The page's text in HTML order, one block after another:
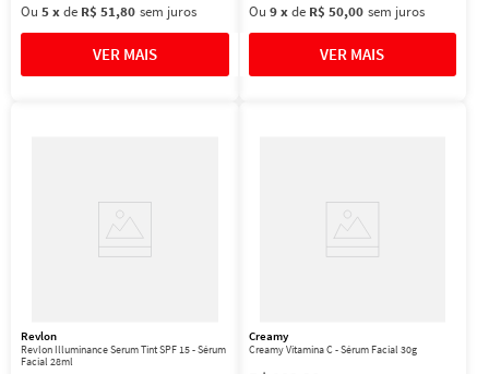
Ou 5xde R$ 51,80 sem juros Ou 9 xde R$ 50,00 sem juros
Revlon
Revlon Illuminance Serum Tint SPF 15 - Sérum
Facial 28ml
Creamy
Creamy Vitamina C - Sérum Facial 30g